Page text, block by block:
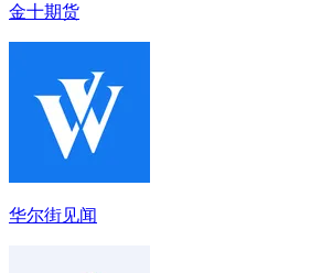
金十期货
华尔街见闻